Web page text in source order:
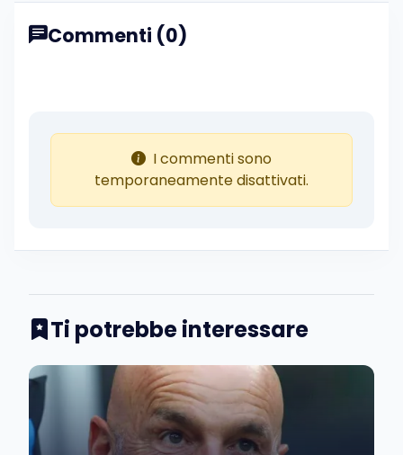
Commenti (0)
I commenti sono
temporaneamente disattivati.
Ti potrebbe interessare